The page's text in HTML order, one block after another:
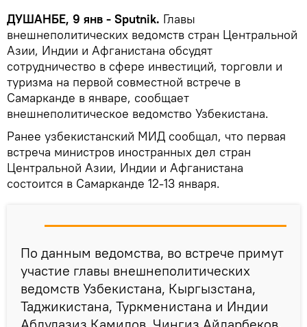
ДУШАНБЕ, 9 янв - Sputnik. Главы
внешнеполитических ведомств стран Центральной
Азии, Индии и Афганистана обсудят
сотрудничество в сфере инвестиций, торговли и
туризма на первой совместной встрече в
Самарканде в январе, сообщает
внешнеполитическое ведомство Узбекистана.
Ранее узбекистанский МИД сообщал, что первая
встреча министров иностранных дел стран
Центральной Азии, Индии и Афганистана
состоится в Самарканде 12-13 января.
По данным ведомства, во встрече примут
участие главы внешнеполитических
ведомств Узбекистана, Кыргызстана,
Таджикистана, Туркменистана и Индии